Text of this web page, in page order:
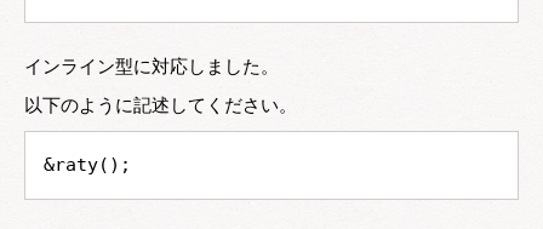
インライン型に対応しました。
以下のように記述してください。
&raty();